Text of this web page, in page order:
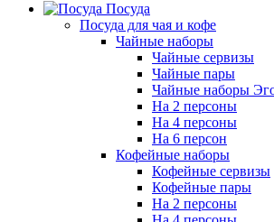
Посуда
Посуда для чая и кофе
Чайные наборы
Чайные сервизы
Чайные пары
Чайные наборы
На 2 персоны
На 4 персоны
На 6 персон
Кофейные наборы
Кофейные сервизы
Кофейные пары
На 2 персоны